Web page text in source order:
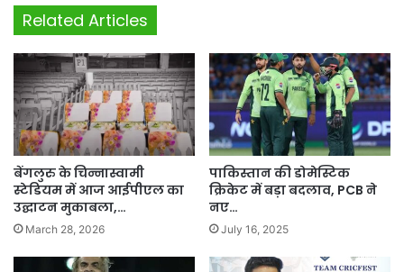
Related Articles
बेंगलुरु के चिन्नास्वामी
स्टेडियम में आज आईपीएल का
उद्घाटन मुकाबला,…
March 28, 2026
पाकिस्तान की डोमेस्टिक
क्रिकेट में बड़ा बदलाव, PCB ने
नए…
July 16, 2025